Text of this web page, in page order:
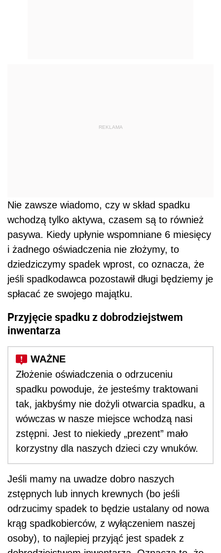
REKLAMA
Nie zawsze wiadomo, czy w skład spadku
wchodzą tylko aktywa, czasem są to również
pasywa. Kiedy upłynie wspomniane 6 miesięcy
i żadnego oświadczenia nie złożymy, to
dziedziczymy spadek wprost, co oznacza, że
jeśli spadkodawca pozostawił długi będziemy je
spłacać ze swojego majątku.
Przyjęcie spadku z dobrodziejstwem
inwentarza
Złożenie oświadczenia o odrzuceniu
spadku powoduje, że jesteśmy traktowani
tak, jakbyśmy nie dożyli otwarcia spadku, a
wówczas w nasze miejsce wchodzą nasi
zstępni. Jest to niekiedy „prezent” mało
korzystny dla naszych dzieci czy wnuków.
Jeśli mamy na uwadze dobro naszych
zstępnych lub innych krewnych (bo jeśli
odrzucimy spadek to będzie ustalany od nowa
krąg spadkobierców, z wyłączeniem naszej
osoby), to najlepiej przyjąć jest spadek z